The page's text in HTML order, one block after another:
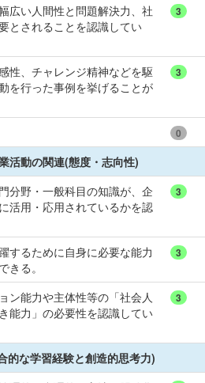
広い人間性と問題解決力、社
とされることを認識してい
3
性、チャレンジ精神などを駆
を行った事例を挙げることが
3
0
活動の関連(態度・志向性)
分野・一般科目の知識が、企
活用・応用されているかを認
3
するために自身に必要な能力
きる。
3
ン能力や主体性等の「社会人
能力」の必要性を認識してい
3
的な学習経験と創造的思考力)